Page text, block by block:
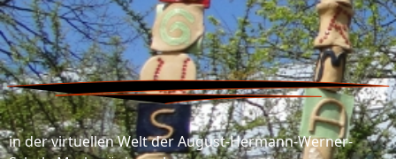
in der virtuellen Welt der August-Hermann-Werner-